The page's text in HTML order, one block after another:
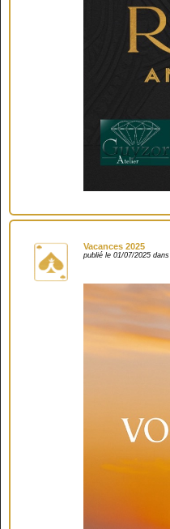
Vacances 2025
publié le 01/07/2025 dans